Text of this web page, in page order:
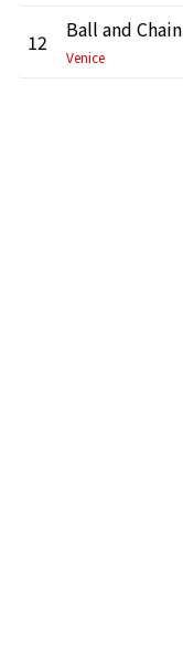
12 Ball and Chain
Venice